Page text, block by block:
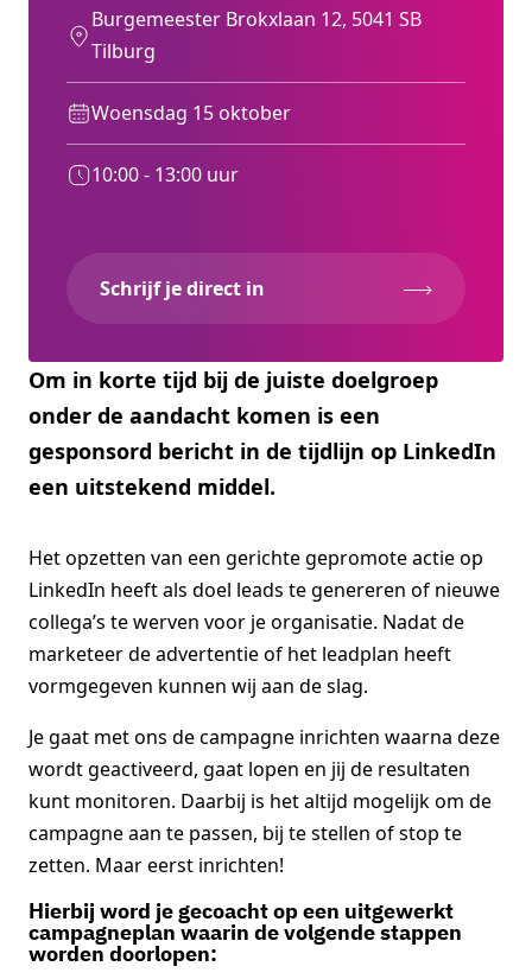
Om in korte tijd bij de juiste doelgroep
onder de aandacht komen is een
gesponsord bericht in de tijdlijn op LinkedIn
een uitstekend middel.
Het opzetten van een gerichte gepromote actie op
LinkedIn heeft als doel leads te genereren of nieuwe
collega’s te werven voor je organisatie. Nadat de
marketeer de advertentie of het leadplan heeft
vormgegeven kunnen wij aan de slag.
Je gaat met ons de campagne inrichten waarna deze
wordt geactiveerd, gaat lopen en jij de resultaten
kunt monitoren. Daarbij is het altijd mogelijk om de
campagne aan te passen, bij te stellen of stop te
zetten. Maar eerst inrichten!
Hierbij word je gecoacht op een uitgewerkt
campagneplan waarin de volgende stappen
worden doorlopen:
Burgemeester Brokxlaan 12, 5041 SB
Tilburg
Woensdag 15 oktober
10:00 - 13:00 uur
Schrijf je direct in